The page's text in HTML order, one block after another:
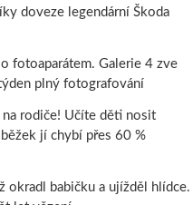
doveze legendární Škoda
fotoaparátem. Galerie 4 zve
plný fotografování
na rodiče! Učíte děti nosit
jí chybí přes 60 %
okradl babičku a ujížděl hlídce.